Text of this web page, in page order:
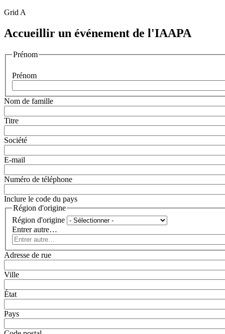
Grid A
Accueillir un événement de l'IAAPA
Prénom
Prénom
Nom de famille
Titre
Société
E-mail
Numéro de téléphone
Inclure le code du pays
Région d'origine
Région d'origine
Entrer autre…
Adresse de rue
Ville
État
Pays